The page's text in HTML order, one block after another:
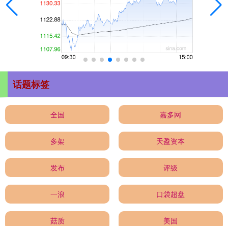
话题标签
全国 嘉多网
多架 天盈资本
发布 评级
一浪 口袋超盘
菇质 美国